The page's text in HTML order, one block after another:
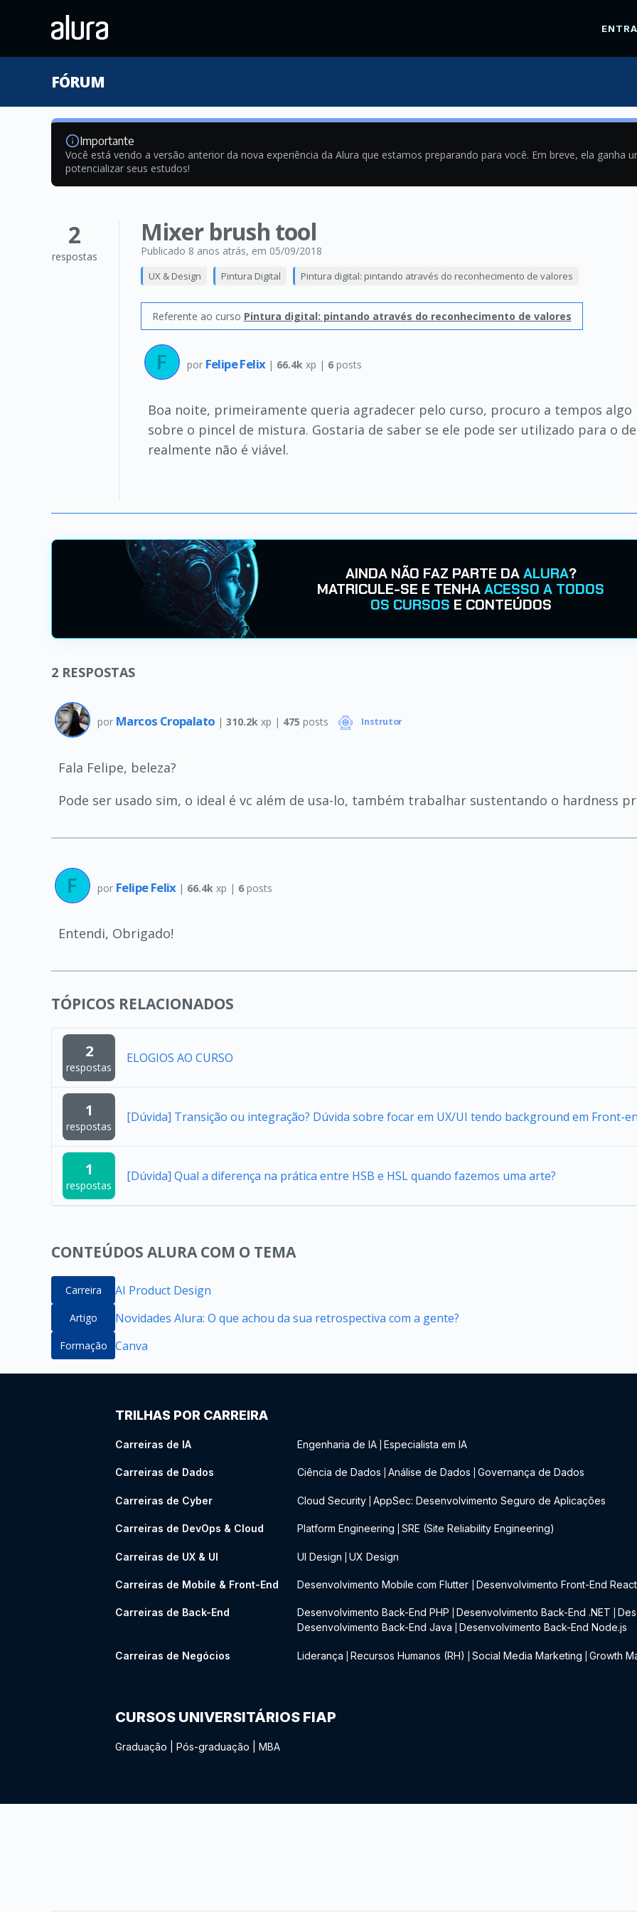
FÓRUM
Importante
Você está vendo a versão anterior da nova experiência da Alura que estamos preparando para você. Em breve, ela ganha
potencializar seus estudos!
2
respostas
Mixer brush tool
Publicado 8 anos atrás, em 05/09/2018
UX & Design Pintura Digital Pintura digital: pintando através do reconhecimento de valores
Referente ao curso Pintura digital: pintando através do reconhecimento de valores
por Felipe Felix | 66.4k xp | 6posts
Boa noite, primeiramente queria agradecer pelo curso, procuro a tempos
sobre o pincel de mistura. Gostaria de saber se ele pode ser utilizado para o
realmente não é viável.
AINDA NÃO FAZ PARTE DAALURA?
MATRICULE-SE E TENHAACESSO A TODOS
OS CURSOS E CONTEÚDOS
2 RESPOSTAS
por Marcos Cropalato | 310.2k xp | 475 posts Instrutor
Fala Felipe, beleza?
Pode ser usado sim, o ideal é vc além de usa-lo, também trabalhar sustentando o hardness
por Felipe Felix | 66.4k xp | 6 posts
Entendi, Obrigado!
TÓPICOS RELACIONADOS
2
respostas
ELOGIOS AO CURSO
1
respostas
[Dúvida] Transição ou integração? Dúvida sobre focar em UX/UI tendo background em Front-
1
respostas
[Dúvida] Qual a diferença na prática entre HSB e HSL quando fazemos uma arte?
CONTEÚDOS ALURA COM O TEMA
Carreira AI Product Design
Artigo Novidades Alura: O que achou da sua retrospectiva com a gente?
Formação Canva
TRILHAS POR CARREIRA
Carreiras de IA Engenharia de IA Especialista em IA
Carreiras de Dados Ciência de Dados Análise de Dados Governança de Dados
Carreiras de Cyber Cloud Security AppSec: Desenvolvimento Seguro de Aplicações
Carreiras de DevOps & Cloud Platform Engineering SRE (Site Reliability Engineering)
Carreiras de UX & UI UI Design UX Design
Carreiras de Mobile & Front-End Desenvolvimento Mobile com Flutter Desenvolvimento Front-End React
Carreiras de Back-End Desenvolvimento Back-End PHP Desenvolvimento Back-End .NET
Desenvolvimento Back-End Java
Desenvolvimento Back-End Node.js
Carreiras de Negócios Liderança Recursos Humanos (RH) Social Media Marketing Growth
CURSOS UNIVERSITÁRIOS FIAP
Graduação Pós-graduação MBA